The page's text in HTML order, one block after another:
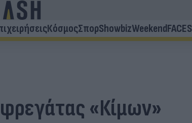
ΚόσμοςΣπορShowbizWeekendFACES
«Κίμων»